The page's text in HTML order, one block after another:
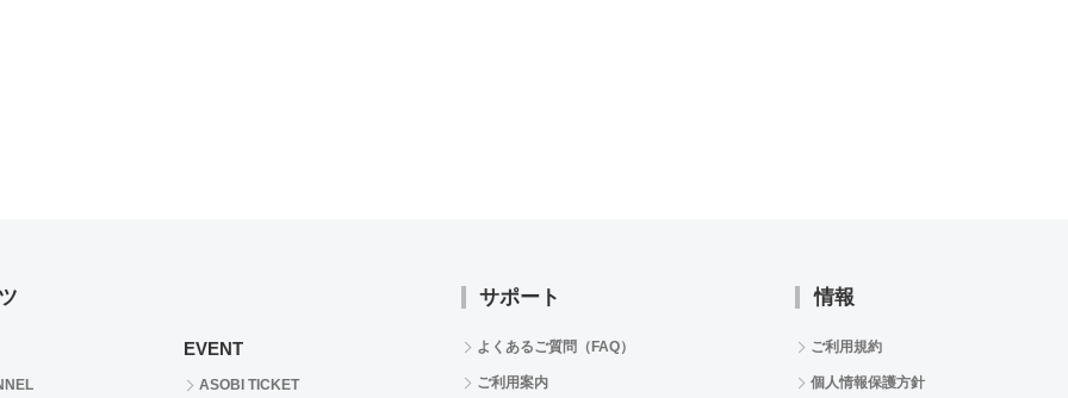
EVENT
ASOBI TICKET
サポート
よくあるご質問（FAQ）
ご利用案内
情報
ご利用規約
個人情報保護方針